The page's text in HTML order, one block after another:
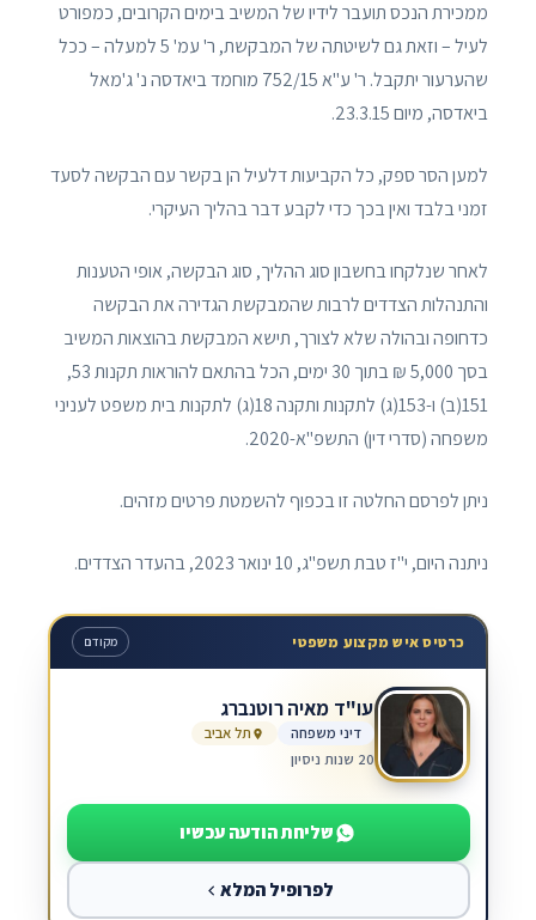
ממכירת הנכס תועבר לידיו של המשיב בימים הקרובים, כמפורט
לעיל – וזאת גם לשיטתה של המבקשת, ר' עמ' 5 למעלה – ככל
שהערעור יתקבל. ר' ע"א 752/15 מוחמד ביאדסה נ' ג'מאל
ביאדסה, מיום 23.3.15.
למען הסר ספק, כל הקביעות דלעיל הן בקשר עם הבקשה לסעד
זמני בלבד ואין בכך כדי לקבע דבר בהליך העיקרי.
לאחר שנלקחו בחשבון סוג ההליך, סוג הבקשה, אופי הטענות
והתנהלות הצדדים לרבות שהמבקשת הגדירה את הבקשה
כדחופה ובהולה שלא לצורך, תישא המבקשת בהוצאות המשיב
בסך 5,000 ₪ בתוך 30 ימים, הכל בהתאם להוראות תקנות 53,
151(ב) ו-153(ג) לתקנות ותקנה 18(ג) לתקנות בית משפט לעניני
משפחה (סדרי דין) התשפ"א-2020.
ניתן לפרסם החלטה זו בכפוף להשמטת פרטים מזהים.
ניתנה היום, י"ז טבת תשפ"ג, 10 ינואר 2023, בהעדר הצדדים.
כרטיס איש מקצוע משפטי מקודם
עו"ד מאיה רוטנברג
דיני משפחה
תל אביב
20 שנות ניסיון
שליחת הודעה עכשיו
לפרופיל המלא